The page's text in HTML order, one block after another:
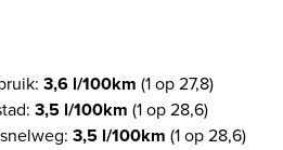
3,6 l/100km (1 op 27,8)
3,5 l/100km (1 op 28,6)
3,5 l/100km (1 op 28,6)